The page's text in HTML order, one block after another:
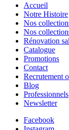
Accueil
Notre Histoire
Nos
Nos
Rénovation
Catalogue
Promotions
Contact
Recrutement
Blog
Professionnels
Newsletter
Facebook